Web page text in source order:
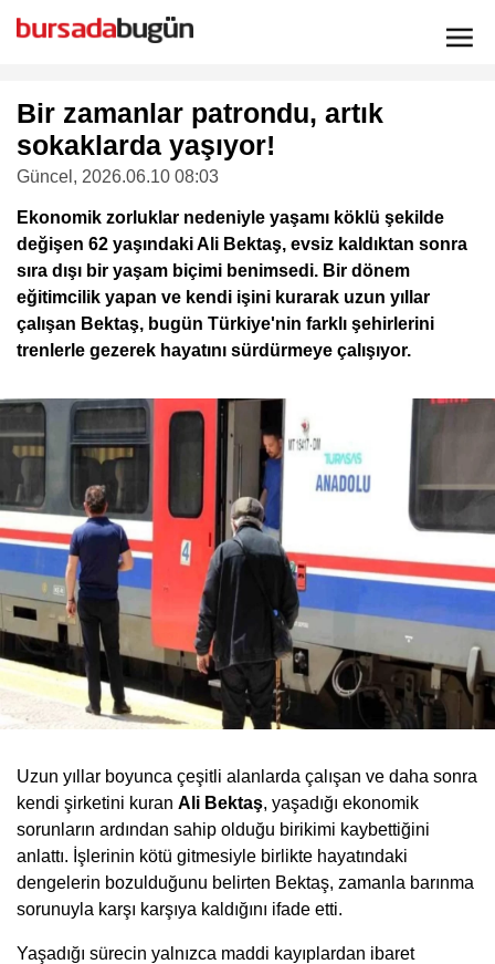
Bir zamanlar patrondu, artık
sokaklarda yaşıyor!
Güncel , 2026.06.10 08:03
Ekonomik zorluklar nedeniyle yaşamı köklü şekilde
değişen 62 yaşındaki Ali Bektaş, evsiz kaldıktan sonra
sıra dışı bir yaşam biçimi benimsedi. Bir dönem
eğitimcilik yapan ve kendi işini kurarak uzun yıllar
çalışan Bektaş, bugün Türkiye'nin farklı şehirlerini
trenlerle gezerek hayatını sürdürmeye çalışıyor.
Uzun yıllar boyunca çeşitli alanlarda çalışan ve daha sonra
kendi şirketini kuran Ali Bektaş, yaşadığı ekonomik
sorunların ardından sahip olduğu birikimi kaybettiğini
anlattı. İşlerinin kötü gitmesiyle birlikte hayatındaki
dengelerin bozulduğunu belirten Bektaş, zamanla barınma
sorunuyla karşı karşıya kaldığını ifade etti.
Yaşadığı sürecin yalnızca maddi kayıplardan ibaret